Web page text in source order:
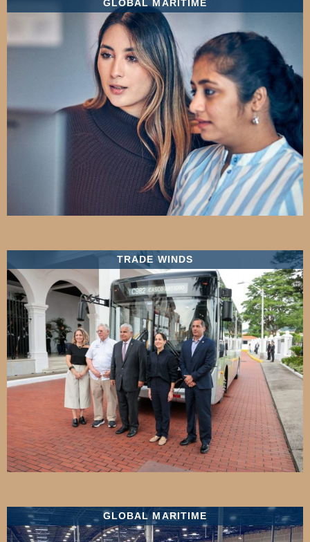
GLOBAL MARITIME
TRADE WINDS
GLOBAL MARITIME